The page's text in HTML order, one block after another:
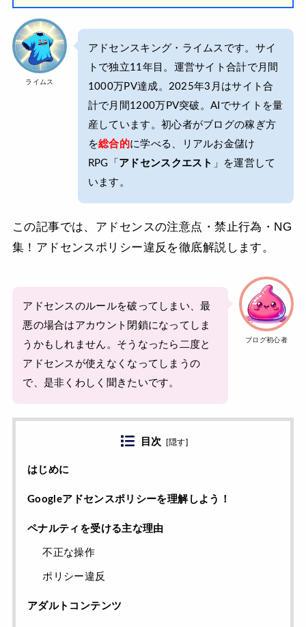
ライムス
アドセンスキング・ライムスです。サイ
トで独立11年目。運営サイト合計で月間
1000万PV達成。2025年3月はサイト合
計で月間1200万PV突破。AIでサイトを量
産しています。初心者がブログの稼ぎ方
を総合的に学べる、リアルお金儲け
RPG「 アドセンスクエスト 」を運営して
います。
この記事では、アドセンスの注意点・禁止行為・NG
集！アドセンスポリシー違反を徹底解説します。
ブログ初心者
アドセンスのルールを破ってしまい、最
悪の場合はアカウント閉鎖になってしま
うかもしれません。そうなったら二度と
アドセンスが使えなくなってしまうの
で、是非くわしく聞きたいです。
目次 [隠す]
はじめに
Googleアドセンスポリシーを理解しよう！
ペナルティを受ける主な理由
不正な操作
ポリシー違反
アダルトコンテンツ